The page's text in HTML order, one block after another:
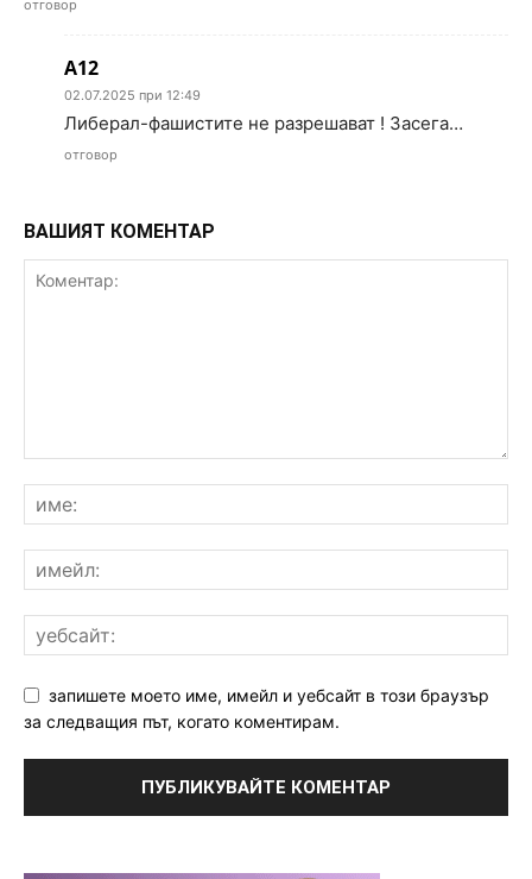
отговор
A12
02.07.2025 при 12:49
Либерал-фашистите не разрешават ! Засега…
отговор
ВАШИЯТ КОМЕНТАР
запишете моето име, имейл и уебсайт в този браузър
за следващия път, когато коментирам.